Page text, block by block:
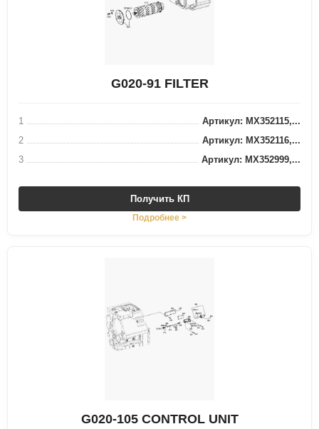
G020-91 FILTER
1
Артикул: MX352115,...
2
Артикул: MX352116,...
3
Артикул: MX352999,...
Получить КП
Подробнее >
G020-105 CONTROL UNIT